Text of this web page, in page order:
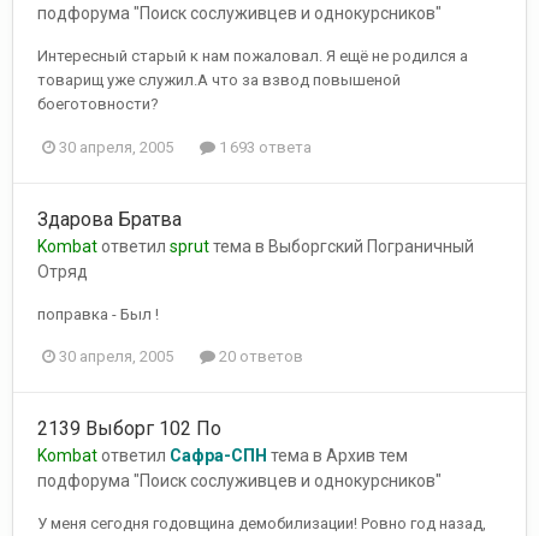
подфорума "Поиск сослуживцев и однокурсников"
Интересный старый к нам пожаловал. Я ещё не родился а
товарищ уже служил.А что за взвод повышеной
боеготовности?
30 апреля, 2005 1 693 ответа
Здарова Братва
Kombatответил sprutтема в Выборгский Пограничный
Отряд
поправка - Был !
30 апреля, 2005 20 ответов
2139 Выборг 102 По
Kombatответил Сафра-СПН тема в Архив тем
подфорума "Поиск сослуживцев и однокурсников"
У меня сегодня годовщина демобилизации! Ровно год назад,